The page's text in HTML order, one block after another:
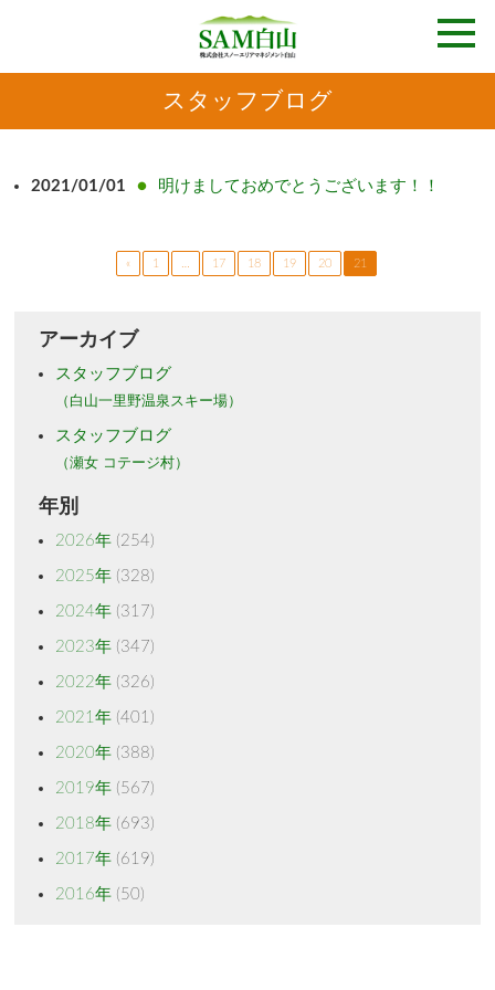
スタッフブログ
2021/01/01 明けましておめでとうございます！！
« 1 17 18 19 20 21
アーカイブ
スタッフブログ
（白山一里野温泉スキー場）
スタッフブログ
（瀬女 コテージ村）
年別
2026年(254)
2025年(328)
2024年(317)
2023年(347)
2022年(326)
2021年(401)
2020年(388)
2019年(567)
2018年(693)
2017年(619)
2016年(50)